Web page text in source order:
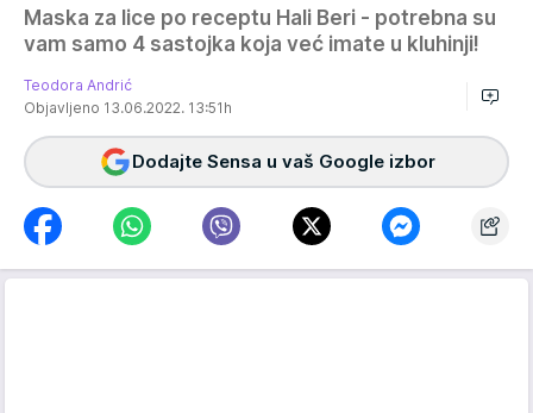
Maska za lice po receptu Hali Beri - potrebna su
vam samo 4 sastojka koja već imate u kluhinji!
Teodora Andrić
Objavljeno 13.06.2022. 13:51h
Dodajte Sensa u vaš Google izbor